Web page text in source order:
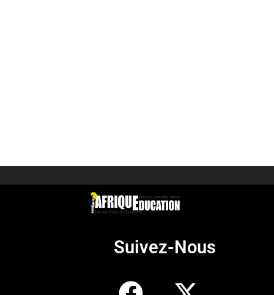
Suivez-Nous